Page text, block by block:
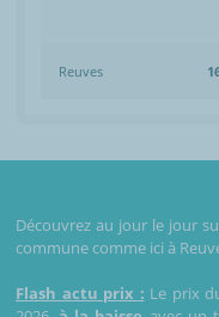
Reuves
Découvrez au jour le jour
commune comme ici à
Flash actu prix : Le prix